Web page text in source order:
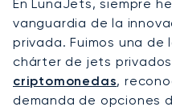
En LunaJets, siempre
vanguardia de la
privada. Fuimos una de
chárter de jets
criptomonedas,
demanda de opciones